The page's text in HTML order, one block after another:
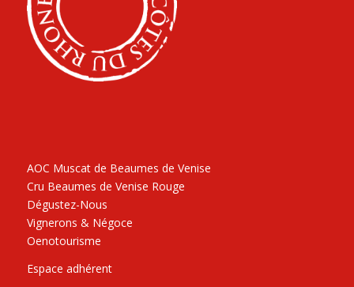
AOC Muscat de Beaumes de Venise
Cru Beaumes de Venise Rouge
Dégustez-Nous
Vignerons & Négoce
Oenotourisme
Espace adhérent